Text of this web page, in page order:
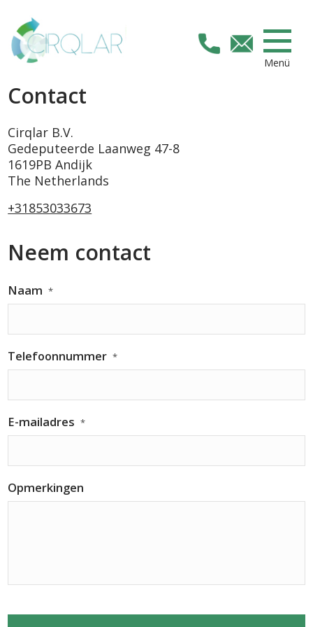
Menü
Contact
Cirqlar B.V.
Gedeputeerde Laanweg 47-8
1619PB Andijk
The Netherlands
+31853033673
Neem contact
Naam *
Telefoonnummer *
E-mailadres *
Opmerkingen
CAPTCHA